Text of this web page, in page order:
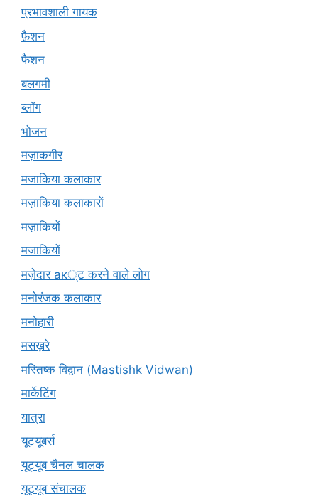
प्रभावशाली गायक
फ़ैशन
फैशन
बलगमी
ब्लॉग
भोजन
मज़ाकगीर
मजाकिया कलाकार
मज़ाकिया कलाकारों
मज़ाकियों
मजाकियों
मज़ेदार ак्ट करने वाले लोग
मनोरंजक कलाकार
मनोहारी
मसख़रे
मस्तिष्क विद्वान (Mastishk Vidwan)
मार्केटिंग
यात्रा
यूटयूबर्स
यूट्यूब चैनल चालक
यूट्यूब संचालक